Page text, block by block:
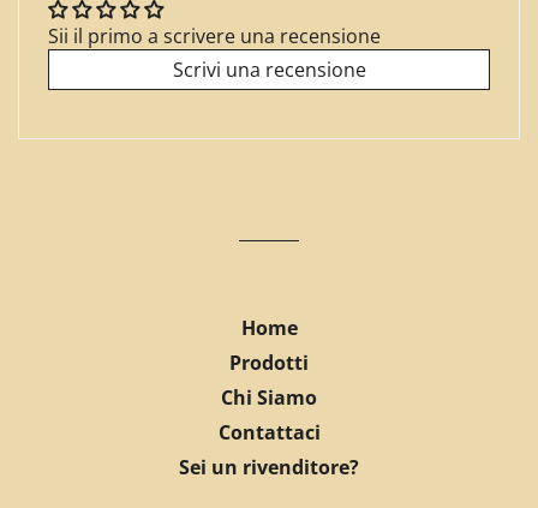
Sii il primo a scrivere una recensione
Scrivi una recensione
Home
Prodotti
Chi Siamo
Contattaci
Sei un rivenditore?